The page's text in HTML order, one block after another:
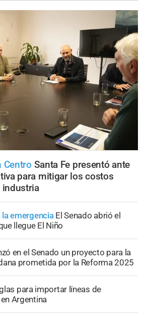
Centro Santa Fe presentó ante
para mitigar los costos
industria
emergencia El Senado abrió el
llegue El Niño
en el Senado un proyecto para la
prometida por la Reforma 2025
para importar líneas de
Argentina